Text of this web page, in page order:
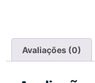
Avaliações (0)